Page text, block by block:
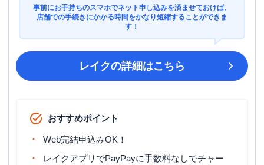
事前にお手持ちのスマホでネット申し込みを済ませておけば、
店舗での手続きにかかる時間をかなり短縮することができま
す！
レイクの詳細はこちら
おすすめポイント
Web完結申込みOK！
レイクアプリでPayPayに手数料なしでチャー